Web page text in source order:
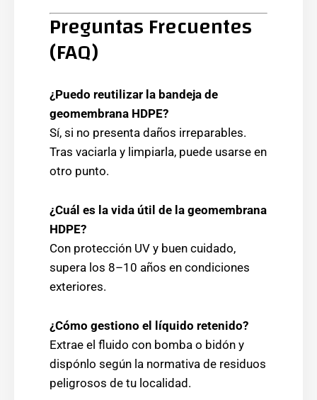
Preguntas Frecuentes
(FAQ)
¿Puedo reutilizar la bandeja de
geomembrana HDPE?
Sí, si no presenta daños irreparables.
Tras vaciarla y limpiarla, puede usarse en
otro punto.
¿Cuál es la vida útil de la geomembrana
HDPE?
Con protección UV y buen cuidado,
supera los 8–10 años en condiciones
exteriores.
¿Cómo gestiono el líquido retenido?
Extrae el fluido con bomba o bidón y
dispónlo según la normativa de residuos
peligrosos de tu localidad.